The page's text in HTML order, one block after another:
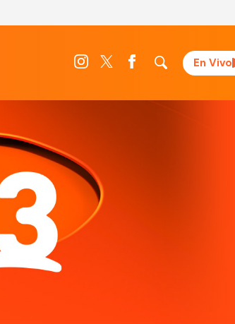
En Vivo